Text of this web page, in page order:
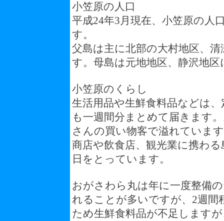
小笠原の人口
平成24年3月現在、小笠原の人
す。
父島は主に北部の大村地区、
す。母島は元地地区、静沢地
小笠原のくらし
生活用品や生鮮食料品などは
も一週間分まとめて届きます
さんの買い物客で溢れていま
商店や飲食店、観光業に携わ
日をとっています。
おがさわら丸は年に一度整備
れることが多いですが、2週
ため生鮮食料品が不足します